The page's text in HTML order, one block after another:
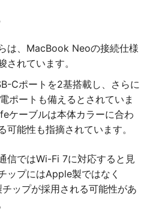
は、MacBook Neoの接続仕様
されています。
Cポートを2基搭載し、さらに
ポートも備えるとされていま
ケーブルは本体カラーに合わ
可能性も指摘されています。
信ではWi-Fi 7に対応すると見
ップにはApple製ではなく
ップが採用される可能性があ